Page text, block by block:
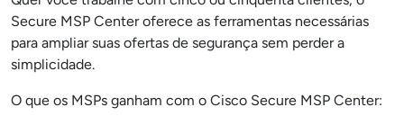
Secure MSP Center oferece as ferramentas necessárias
para ampliar suas ofertas de segurança sem perder a
simplicidade.
O que os MSPs ganham com o Cisco Secure MSP Center: